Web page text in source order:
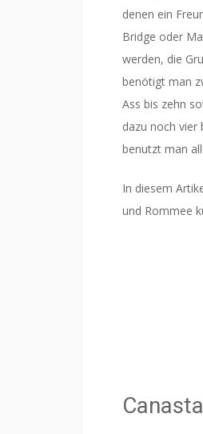
denen ein
Bridge oder
werden, die
benötigt man
Ass bis zehn
dazu noch vier
benutzt man
In diesem Ar
und Rommee